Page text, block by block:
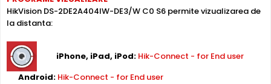
dorita.
Inregistrare pe Card
HikVision DS-2DE2A404IW-DE3/W C0 S6 dispune deslot
card microSD
incorporat, permitand inregistrarea locala
HikVision DS-2DE2A404IW-DE3/W C0 S6 permite vizualizarea de
la distanta:
iPhone, iPad, iPod: Hik-Connect - for End user
Android: Hik-Connect - for End user